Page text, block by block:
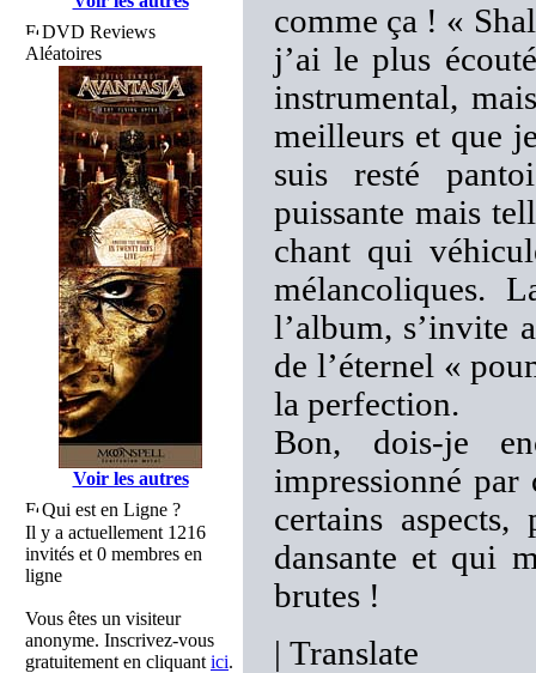
DVD Reviews
Aléatoires
Voir les autres
Qui est en Ligne ?
Il y a actuellement 1216
invités et 0 membres en
ligne
Vous êtes un visiteur
anonyme. Inscrivez-vous
gratuitement en cliquant ici.
comme ça ! «
j’ai le plus
instrumental,
meilleurs et que
suis resté
puissante mais
chant qui
mélancoliques.
l’album, s’invite
de l’éternel «
la perfection.
Bon, dois-je
impressionné
certains
dansante et qui
brutes !
| Translate